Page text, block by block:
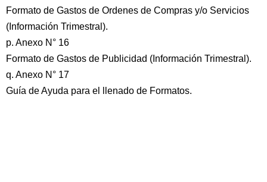
Formato de Gastos de Ordenes de Compras y/o Servicios
(Información Trimestral).
p. Anexo N° 16
Formato de Gastos de Publicidad (Información Trimestral).
q. Anexo N° 17
Guía de Ayuda para el llenado de Formatos.